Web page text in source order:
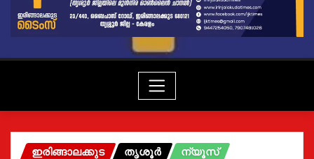
ഇരിങ്ങാലക്കുട തൃശൂർ ന്യൂസ്